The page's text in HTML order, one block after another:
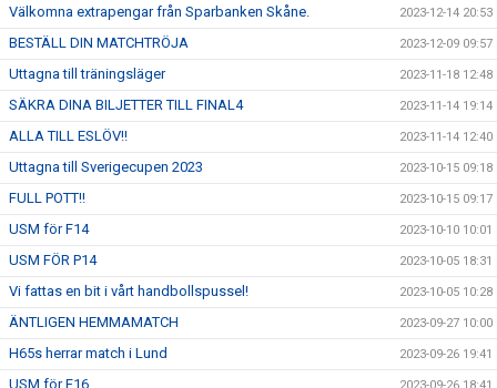
Välkomna extrapengar från Sparbanken Skåne. 2023-12-14 20:53
BESTÄLL DIN MATCHTRÖJA 2023-12-09 09:57
Uttagna till träningsläger 2023-11-18 12:48
SÄKRA DINA BILJETTER TILL FINAL4 2023-11-14 19:14
ALLA TILL ESLÖV!! 2023-11-14 12:40
Uttagna till Sverigecupen 2023 2023-10-15 09:18
FULL POTT!! 2023-10-15 09:17
USM för F14 2023-10-10 10:01
USM FÖR P14 2023-10-05 18:31
Vi fattas en bit i vårt handbollspussel! 2023-10-05 10:28
ÄNTLIGEN HEMMAMATCH 2023-09-27 10:00
H65s herrar match i Lund 2023-09-26 19:41
USM för F16